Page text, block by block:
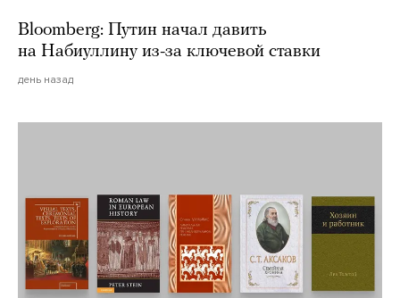
Bloomberg: Путин начал давить
на Набиуллину из-за ключевой ставки
день назад